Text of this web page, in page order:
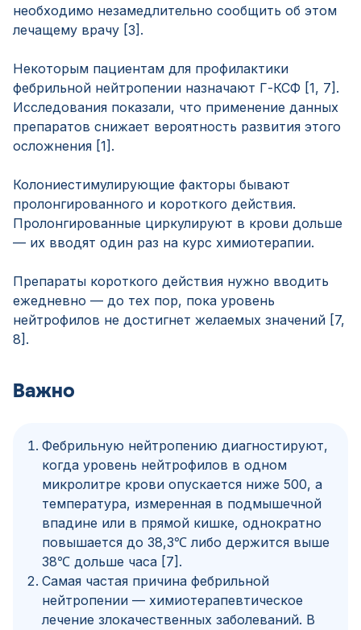
необходимо незамедлительно сообщить об этом
лечащему врачу [3].
Некоторым пациентам для профилактики
фебрильной нейтропении назначают Г-КСФ [1, 7].
Исследования показали, что применение данных
препаратов снижает вероятность развития этого
осложнения [1].
Колониестимулирующие факторы бывают
пролонгированного и короткого действия.
Пролонгированные циркулируют в крови дольше
— их вводят один раз на курс химиотерапии.
Препараты короткого действия нужно вводить
ежедневно — до тех пор, пока уровень
нейтрофилов не достигнет желаемых значений [7,
8].
Важно
Фебрильную нейтропению диагностируют,
когда уровень нейтрофилов в одном
микролитре крови опускается ниже 500, а
температура, измеренная в подмышечной
впадине или в прямой кишке, однократно
повышается до 38,3℃ либо держится выше
38℃ дольше часа [7].
Самая частая причина фебрильной
нейтропении — химиотерапевтическое
лечение злокачественных заболеваний. В